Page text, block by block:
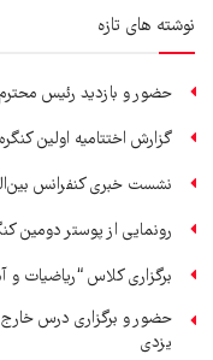
نوشته های تازه
حضور و بازدید رئیس
گزارش اختتامیه اولین
نشست خبری کنفرانس
رونمایی از پوستر دومین
برگزاری کلاس “ریاضیات و
حضور و برگزاری درس
یزدی